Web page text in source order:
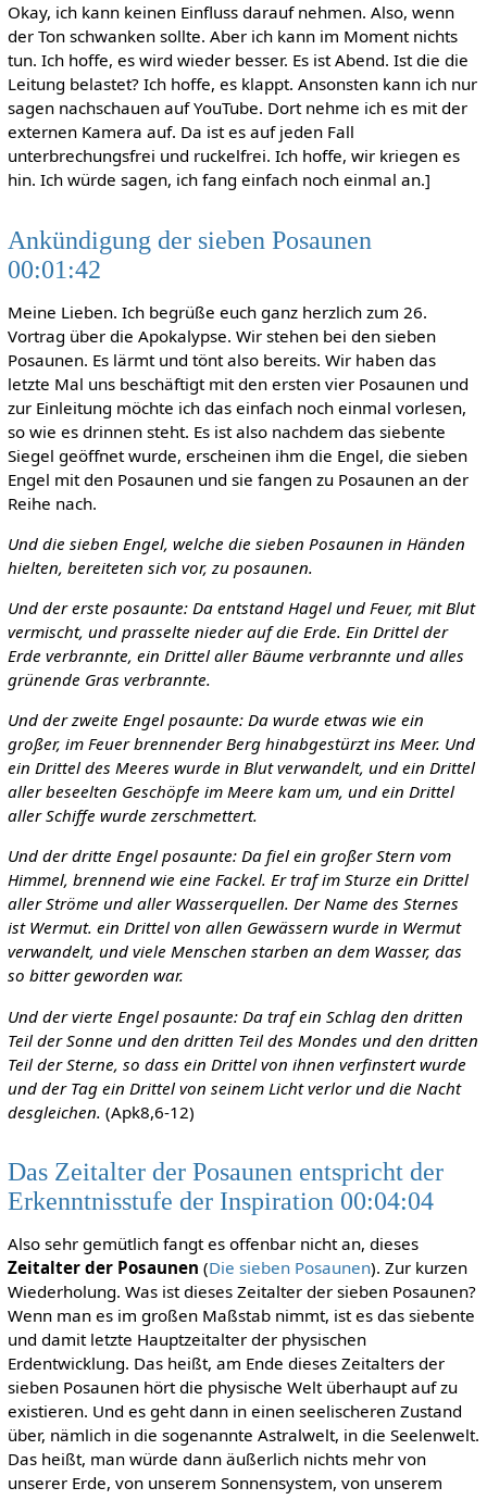
Okay, ich kann keinen Einfluss darauf nehmen. Also, wenn
der Ton schwanken sollte. Aber ich kann im Moment nichts
tun. Ich hoffe, es wird wieder besser. Es ist Abend. Ist die die
Leitung belastet? Ich hoffe, es klappt. Ansonsten kann ich nur
sagen nachschauen auf YouTube. Dort nehme ich es mit der
externen Kamera auf. Da ist es auf jeden Fall
unterbrechungsfrei und ruckelfrei. Ich hoffe, wir kriegen es
hin. Ich würde sagen, ich fang einfach noch einmal an.]
Ankündigung der sieben Posaunen
00:01:42
Meine Lieben. Ich begrüße euch ganz herzlich zum 26.
Vortrag über die Apokalypse. Wir stehen bei den sieben
Posaunen. Es lärmt und tönt also bereits. Wir haben das
letzte Mal uns beschäftigt mit den ersten vier Posaunen und
zur Einleitung möchte ich das einfach noch einmal vorlesen,
so wie es drinnen steht. Es ist also nachdem das siebente
Siegel geöffnet wurde, erscheinen ihm die Engel, die sieben
Engel mit den Posaunen und sie fangen zu Posaunen an der
Reihe nach.
Und die sieben Engel, welche die sieben Posaunen in Händen
hielten, bereiteten sich vor, zu posaunen.
Und der erste posaunte: Da entstand Hagel und Feuer, mit Blut
vermischt, und prasselte nieder auf die Erde. Ein Drittel der
Erde verbrannte, ein Drittel aller Bäume verbrannte und alles
grünende Gras verbrannte.
Und der zweite Engel posaunte: Da wurde etwas wie ein
großer, im Feuer brennender Berg hinabgestürzt ins Meer. Und
ein Drittel des Meeres wurde in Blut verwandelt, und ein Drittel
aller beseelten Geschöpfe im Meere kam um, und ein Drittel
aller Schiffe wurde zerschmettert.
Und der dritte Engel posaunte: Da fiel ein großer Stern vom
Himmel, brennend wie eine Fackel. Er traf im Sturze ein Drittel
aller Ströme und aller Wasserquellen. Der Name des Sternes
ist Wermut. ein Drittel von allen Gewässern wurde in Wermut
verwandelt, und viele Menschen starben an dem Wasser, das
so bitter geworden war.
Und der vierte Engel posaunte: Da traf ein Schlag den dritten
Teil der Sonne und den dritten Teil des Mondes und den dritten
Teil der Sterne, so dass ein Drittel von ihnen verfinstert wurde
und der Tag ein Drittel von seinem Licht verlor und die Nacht
desgleichen. (Apk8,6-12)
Das Zeitalter der Posaunen entspricht der
Erkenntnisstufe der Inspiration 00:04:04
Also sehr gemütlich fangt es offenbar nicht an, dieses
Zeitalter der Posaunen (Die sieben Posaunen). Zur kurzen
Wiederholung. Was ist dieses Zeitalter der sieben Posaunen?
Wenn man es im großen Maßstab nimmt, ist es das siebente
und damit letzte Hauptzeitalter der physischen
Erdentwicklung. Das heißt, am Ende dieses Zeitalters der
sieben Posaunen hört die physische Welt überhaupt auf zu
existieren. Und es geht dann in einen seelischeren Zustand
über, nämlich in die sogenannte Astralwelt, in die Seelenwelt.
Das heißt, man würde dann äußerlich nichts mehr von
unserer Erde, von unserem Sonnensystem, von unserem